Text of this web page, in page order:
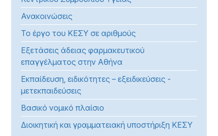
Ανακοινώσεις
Το έργο του ΚΕΣΥ σε αριθμούς
Εξετάσεις άδειας φαρμακευτικού
επαγγέλματος στην Αθήνα
Εκπαίδευση, ειδικότητες – εξειδικεύσεις -
μετεκπαιδεύσεις
Βασικό νομικό πλαίσιο
Διοικητική και γραμματειακή υποστήριξη ΚΕΣΥ